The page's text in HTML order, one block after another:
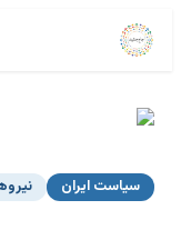
سیاست ایران